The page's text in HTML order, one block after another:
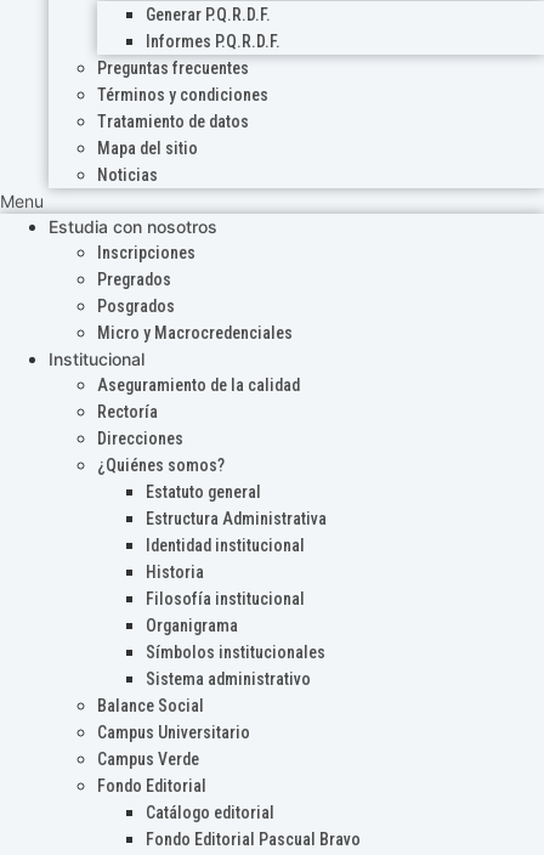
Generar P.Q.R.D.F.
Informes P.Q.R.D.F.
Preguntas frecuentes
Términos y condiciones
Tratamiento de datos
Mapa del sitio
Noticias
Menu
Estudia con nosotros
Inscripciones
Pregrados
Posgrados
Micro y Macrocredenciales
Institucional
Aseguramiento de la calidad
Rectoría
Direcciones
¿Quiénes somos?
Estatuto general
Estructura Administrativa
Identidad institucional
Historia
Filosofía institucional
Organigrama
Símbolos institucionales
Sistema administrativo
Balance Social
Campus Universitario
Campus Verde
Fondo Editorial
Catálogo editorial
Fondo Editorial Pascual Bravo